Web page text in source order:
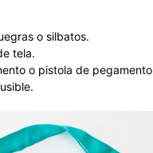
o silbatos.
tela.
o pistola de pegamento